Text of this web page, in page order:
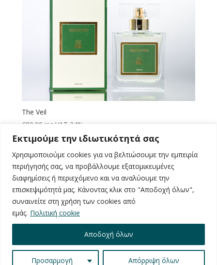
Εκτιμούμε την ιδιωτικότητά σας
Χρησιμοποιούμε cookies για να βελτιώσουμε την εμπειρία
περιήγησής σας, να προβάλλουμε εξατομικευμένες
διαφημίσεις ή περιεχόμενο και να αναλύουμε την
επισκεψιμότητά μας. Κάνοντας κλικ στο "Αποδοχή όλων",
συναινείτε στη χρήση των cookies από
εμάς. Πολιτική cookie
Προσαρμογή Απόρριψη όλων
Αποδοχή όλων
The Veil
€80.00 inc VAT 24%
Αναζήτηση
Recent Posts
Recent Comments
Χωρίς σχόλια για εμφάνιση.